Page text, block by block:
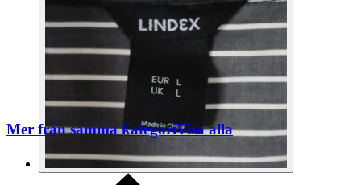
Mer från samma kategoriVisa alla